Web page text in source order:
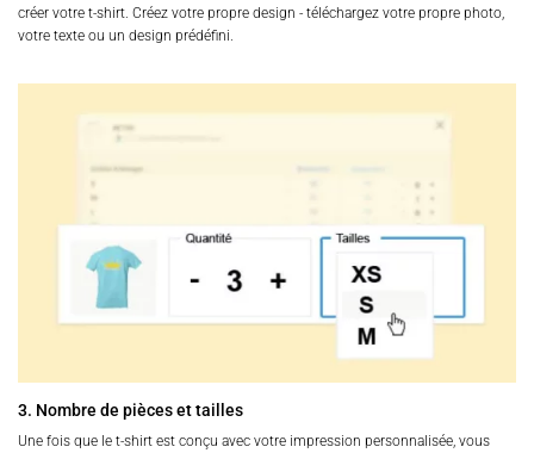
créer votre t-shirt. Créez votre propre design - téléchargez votre propre photo,
votre texte ou un design prédéfini.
3. Nombre de pièces et tailles
Une fois que le t-shirt est conçu avec votre impression personnalisée, vous